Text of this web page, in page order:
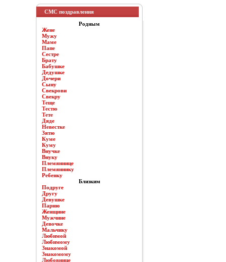
СМС поздравления
Родным
Жене
Мужу
Маме
Папе
Сестре
Брату
Бабушке
Дедушке
Дочери
Сыну
Свекрови
Свекру
Теще
Тестю
Тете
Дяде
Невестке
Зятю
Куме
Куму
Внучке
Внуку
Племяннице
Племяннику
Ребенку
Близким
Подруге
Другу
Девушке
Парню
Женщине
Мужчине
Девочке
Мальчику
Любимой
Любимому
Знакомой
Знакомому
Любовнице